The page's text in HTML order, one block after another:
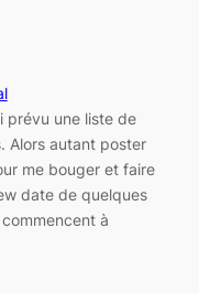
prévu une liste de
Alors autant poster
me bouger et faire
date de quelques
à